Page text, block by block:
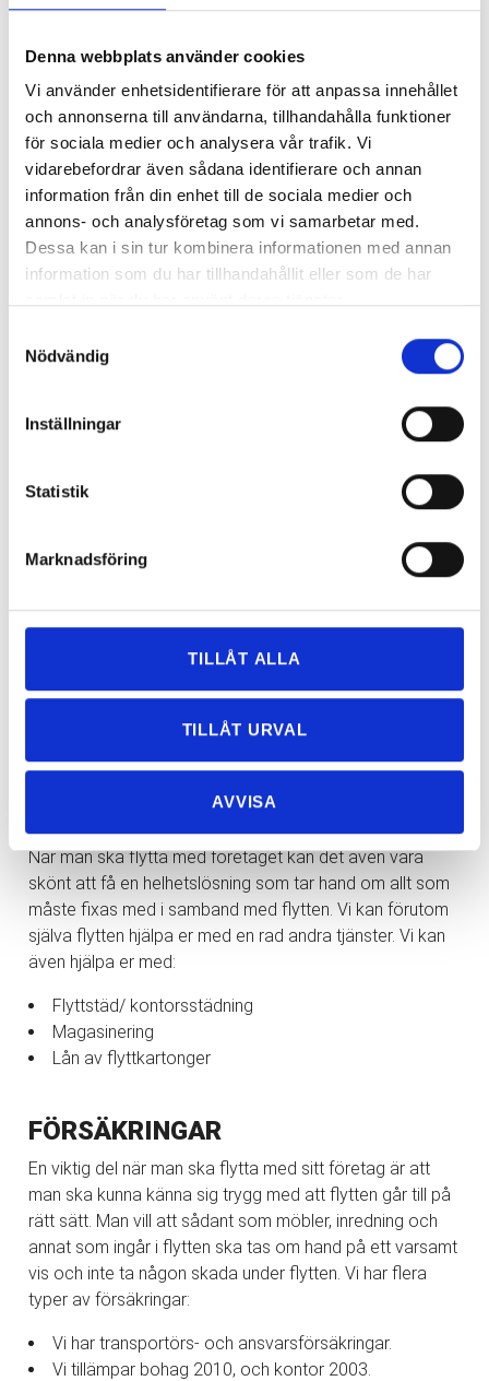
Denna webbplats använder cookies
Vi använder enhetsidentifierare för att anpassa innehållet
och annonserna till användarna, tillhandahålla funktioner
för sociala medier och analysera vår trafik. Vi
vidarebefordrar även sådana identifierare och annan
information från din enhet till de sociala medier och
annons- och analysföretag som vi samarbetar med.
Dessa kan i sin tur kombinera informationen med annan
information som du har tillhandahållit eller som de har
Nödvändig
Inställningar
Statistik
Marknadsföring
TILLÅT ALLA
TILLÅT URVAL
AVVISA
minimalt.
Vid köp av våra paketerbjudanden ingår allt flyttmaterial
inklusive leverans.
KUNDAVTAL
Vid våra företagsflyttar i Göteborg tar vi fram ett avtal
som ger trygghet och även bättre överblick över
kostnaderna kring er flytt.
monterar till magasineringsmöjlighet av material och
I FÖRETAGSFLYTT GÖTEBORG
INGÅR
man kan ta hjälp av ett flyttföretag som kan flytta många
olika typer av material istället för att man ska bli tvungen
företagsflyttar i Göteborg flyttar vi från lokaler som:
Kontorsflytt, externt och internt
Industrier
När man ska flytta med företaget kan det även vara
skönt att få en helhetslösning som tar hand om allt som
måste fixas med i samband med flytten. Vi kan förutom
själva flytten hjälpa er med en rad andra tjänster. Vi kan
även hjälpa er med:
Flyttstäd/ kontorsstädning
Magasinering
Lån av flyttkartonger
FÖRSÄKRINGAR
En viktig del när man ska flytta med sitt företag är att
man ska kunna känna sig trygg med att flytten går till på
rätt sätt. Man vill att sådant som möbler, inredning och
annat som ingår i flytten ska tas om hand på ett varsamt
vis och inte ta någon skada under flytten. Vi har flera
typer av försäkringar:
Vi har transportörs- och ansvarsförsäkringar.
Vi tillämpar bohag 2010, och kontor 2003.